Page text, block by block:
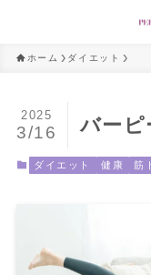
ホーム ダイエット
バーピ
2025
3/16
ダイエット 健康 筋